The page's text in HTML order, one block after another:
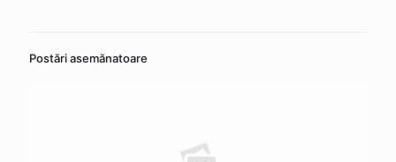
Postări asemănatoare